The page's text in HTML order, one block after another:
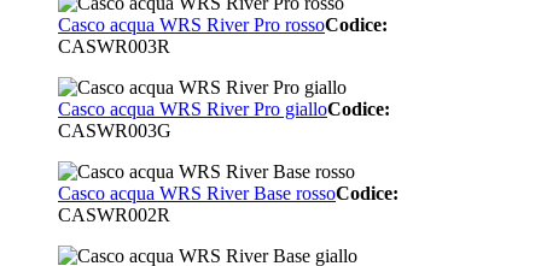
Casco acqua WRS River Pro rossoCodice:
CASWR003R
Casco acqua WRS River Pro gialloCodice:
CASWR003G
Casco acqua WRS River Base rossoCodice:
CASWR002R